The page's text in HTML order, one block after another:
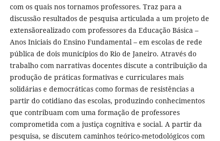
com os quais nos tornamos professores. Traz para a
discussão resultados de pesquisa articulada a um projeto de
extensãorealizado com professores da Educação Básica –
Anos Iniciais do Ensino Fundamental – em escolas de rede
pública de dois municípios do Rio de Janeiro. Através do
trabalho com narrativas docentes discute a contribuição da
produção de práticas formativas e curriculares mais
solidárias e democráticas como formas de resistências a
partir do cotidiano das escolas, produzindo conhecimentos
que contribuam com uma formação de professores
comprometida com a justiça cognitiva e social. A partir da
pesquisa, se discutem caminhos teórico-metodológicos com